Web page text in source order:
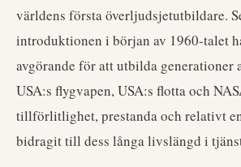
världens första överljudsjetutbildare.
introduktionen i början av 1960-talet
avgörande för att utbilda generationer
USA:s flygvapen, USA:s flotta och
tillförlitlighet, prestanda och relativt
bidragit till dess långa livslängd i